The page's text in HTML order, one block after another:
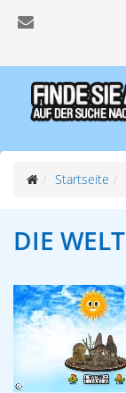
Startseite
DIE WELT